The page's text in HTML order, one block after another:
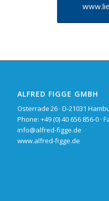
ALFRED FIGGE GMBH
Osterrade 26 · D-21031
Phone: +49 (0) 40 656 856-0 ·
info@alfred-figge.de
www.alfred-figge.de